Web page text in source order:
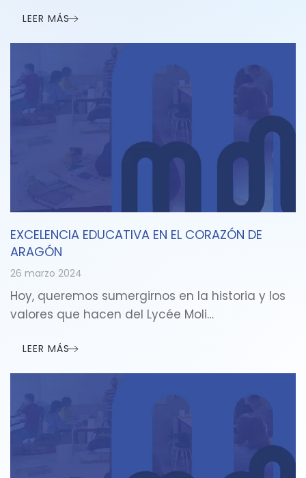
LEER MÁS
EXCELENCIA EDUCATIVA EN EL CORAZÓN DE
ARAGÓN
26 marzo 2024
Hoy, queremos sumergirnos en la historia y los
valores que hacen del Lycée Moli…
LEER MÁS